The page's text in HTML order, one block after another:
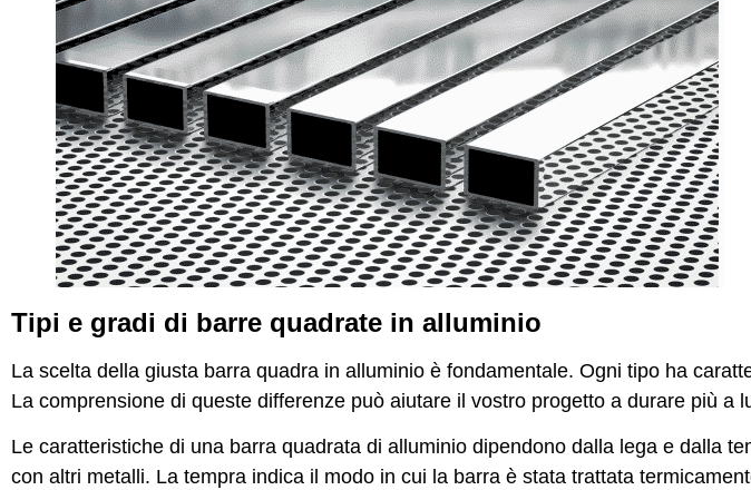
Tipi e gradi di barre quadrate in alluminio
La scelta della giusta barra quadra in alluminio è fondamentale. Ogni tipo ha
La comprensione di queste differenze può aiutare il vostro progetto a durare più a
Le caratteristiche di una barra quadrata di alluminio dipendono dalla lega e dalla
con altri metalli. La tempra indica il modo in cui la barra è stata trattata